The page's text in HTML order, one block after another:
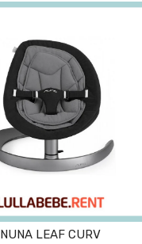
NUNA LEAF CURV